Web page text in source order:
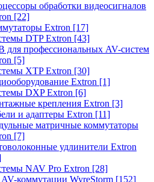
обработки видеосигналов
[22]
Extron [17]
DTP Extron [43]
для профессиональных AV-систем
[5]
XTP Extron [30]
Extron [1]
DXP Extron [6]
крепления Extron [3]
и адаптеры Extron [11]
матричные коммутаторы
[7]
удлинители Extron
NAV Pro Extron [28]
коммутации WyreStorm [152]